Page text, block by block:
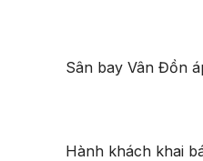
Sân bay Vân Đồn
Hành khách khai